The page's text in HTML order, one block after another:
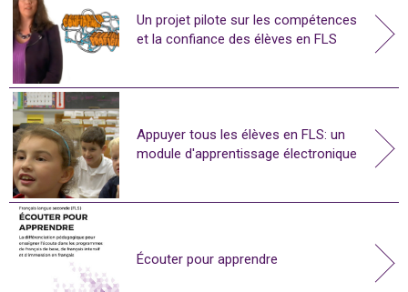
Un projet pilote sur les compétences
et la confiance des élèves en FLS
Appuyer tous les élèves en FLS: un
module d'apprentissage électronique
Écouter pour apprendre